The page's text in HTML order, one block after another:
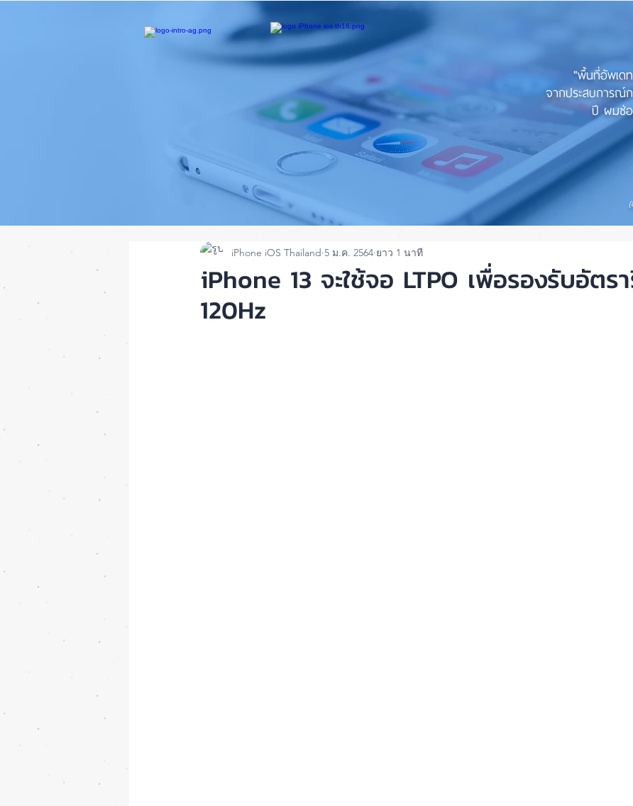
"พื้นที่อัพเด
จากประสบการณ์
ปี ผมซ่
iPhone 13 จะใช้จอ LTPO เพื่อรองรับอัตร
120Hz
iPhone iOS Thailand 5 ม.ค. 2564 ยาว 1 นาที